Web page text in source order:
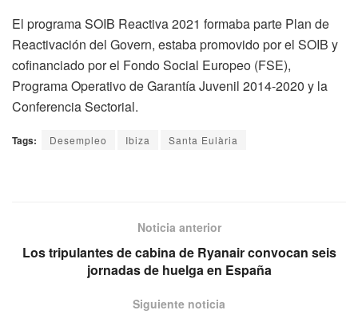
El programa SOIB Reactiva 2021 formaba parte Plan de
Reactivación del Govern, estaba promovido por el SOIB y
cofinanciado por el Fondo Social Europeo (FSE),
Programa Operativo de Garantía Juvenil 2014-2020 y la
Conferencia Sectorial.
Tags: Desempleo Ibiza Santa Eulària
Noticia anterior
Los tripulantes de cabina de Ryanair convocan seis
jornadas de huelga en España
Siguiente noticia